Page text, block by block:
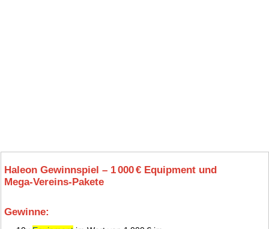
Haleon Gewinnspiel – 1 000 € Equipment und
Mega‑Vereins‑Pakete
Gewinne: